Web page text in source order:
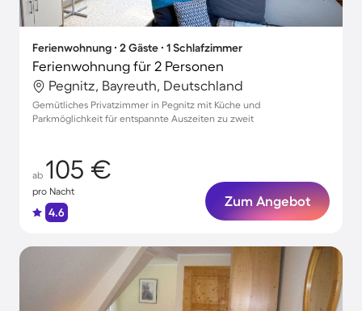
Ferienwohnung ∙ 2 Gäste ∙ 1 Schlafzimmer
Ferienwohnung für 2 Personen
Pegnitz, Bayreuth, Deutschland
Gemütliches Privatzimmer in Pegnitz mit Küche und
Parkmöglichkeit für entspannte Auszeiten zu zweit
ab 105 €
pro Nacht
4.6
Zum Angebot